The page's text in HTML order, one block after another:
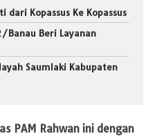
Kopassus Ke Kopassus
Banau Beri Layanan
Saumlaki Kabupaten
PAM Rahwan ini dengan